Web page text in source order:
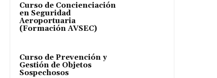
Curso de Concienciación
en Seguridad
Aeroportuaria
(Formación AVSEC)
Curso de Prevención y
Gestión de Objetos
Sospechosos